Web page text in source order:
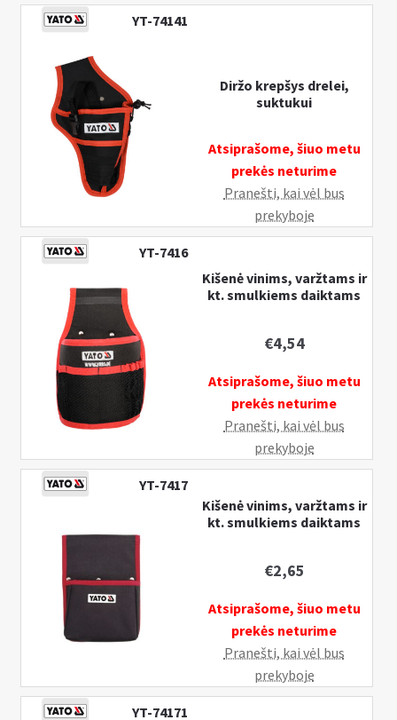
YT-74141
Diržo krepšys drelei,
suktukui
Atsiprašome, šiuo metu
prekės neturime
Pranešti, kai vėl bus
prekyboje
YT-7416
Kišenė vinims, varžtams ir
kt. smulkiems daiktams
€4,54
Atsiprašome, šiuo metu
prekės neturime
Pranešti, kai vėl bus
prekyboje
YT-7417
Kišenė vinims, varžtams ir
kt. smulkiems daiktams
€2,65
Atsiprašome, šiuo metu
prekės neturime
Pranešti, kai vėl bus
prekyboje
YT-74171